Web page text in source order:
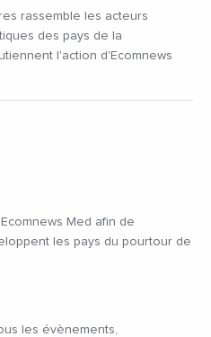
Med afin de
les pays du pourtour de
les évènements,
rassemble les acteurs
des pays de la
l'action d'Ecomnews